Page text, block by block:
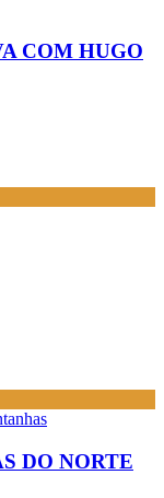
COM HUGO
DO NORTE